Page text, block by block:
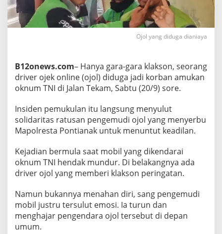
T
a
n
g
D
r
v
r
O
j
J
a
d
K
o
r
b
Ojol yang diduga dianiaya
B12onews.com– Hanya gara-gara klakson, seorang
driver ojek online (ojol) diduga jadi korban amukan
oknum TNI di Jalan Tekam, Sabtu (20/9) sore.
Insiden pemukulan itu langsung menyulut
solidaritas ratusan pengemudi ojol yang menyerbu
Mapolresta Pontianak untuk menuntut keadilan.
Kejadian bermula saat mobil yang dikendarai
oknum TNI hendak mundur. Di belakangnya ada
driver ojol yang memberi klakson peringatan.
Namun bukannya menahan diri, sang pengemudi
mobil justru tersulut emosi. Ia turun dan
menghajar pengendara ojol tersebut di depan
umum.